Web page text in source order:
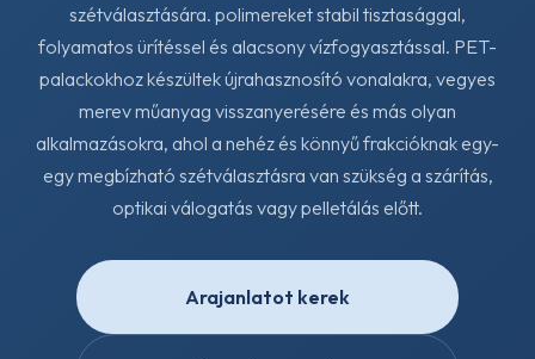
szétválasztására. polimereket stabil tisztasággal,
folyamatos ürítéssel és alacsony vízfogyasztással. PET-
palackokhoz készültek újrahasznosító vonalakra, vegyes
merev műanyag visszanyerésére és más olyan
alkalmazásokra, ahol a nehéz és könnyű frakcióknak egy-
egy megbízható szétválasztásra van szükség a szárítás,
optikai válogatás vagy pelletálás előtt.
Arajanlatot kerek